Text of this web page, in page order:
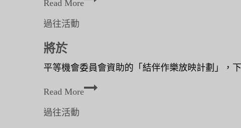
Read More
o
過往活動
將於
平等機會委員會資助的「結伴作樂放映計劃」，
Read More將
過往活動